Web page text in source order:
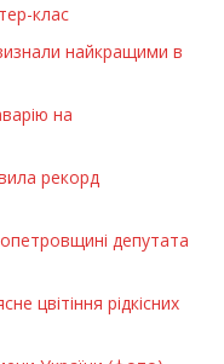
клас
найкращими в
на
рекорд
депутата
цвітіння рідкісних